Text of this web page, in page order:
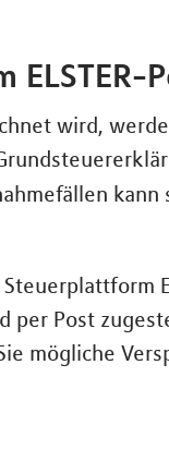
wird,
kann
per Post
mögliche